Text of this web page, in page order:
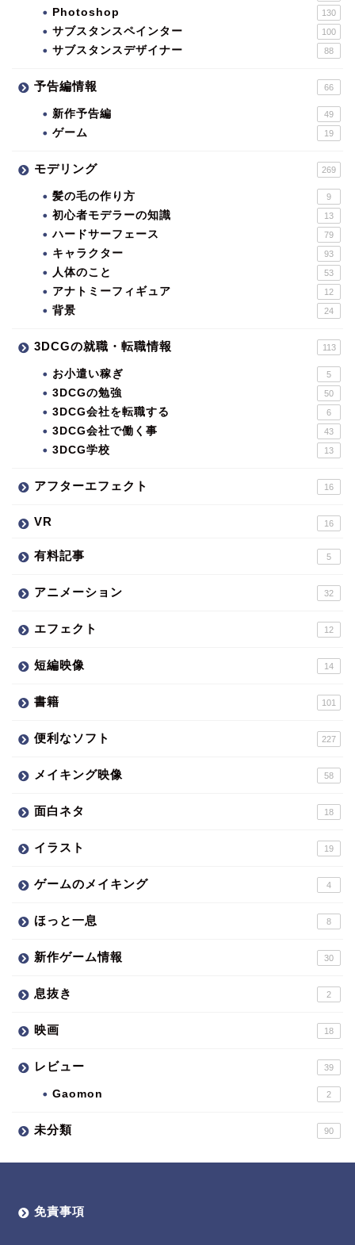
Photoshop 130
サブスタンスペインター 100
サブスタンスデザイナー 88
予告編情報 66
新作予告編 49
ゲーム 19
モデリング 269
髪の毛の作り方 9
初心者モデラーの知識 13
ハードサーフェース 79
キャラクター 93
人体のこと 53
アナトミーフィギュア 12
背景 24
3DCGの就職・転職情報 113
お小遣い稼ぎ 5
3DCGの勉強 50
3DCG会社を転職する 6
3DCG会社で働く事 43
3DCG学校 13
アフターエフェクト 16
VR 16
有料記事 5
アニメーション 32
エフェクト 12
短編映像 14
書籍 101
便利なソフト 227
メイキング映像 58
面白ネタ 18
イラスト 19
ゲームのメイキング 4
ほっと一息 8
新作ゲーム情報 30
息抜き 2
映画 18
レビュー 39
Gaomon 2
未分類 90
免責事項